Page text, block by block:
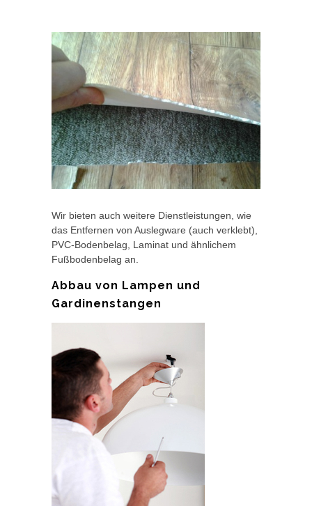
Wir bieten auch weitere Dienstleistungen, wie
das Entfernen von Auslegware (auch verklebt),
PVC-Bodenbelag, Laminat und ähnlichem
Fußbodenbelag an.
Abbau von Lampen und
Gardinenstangen